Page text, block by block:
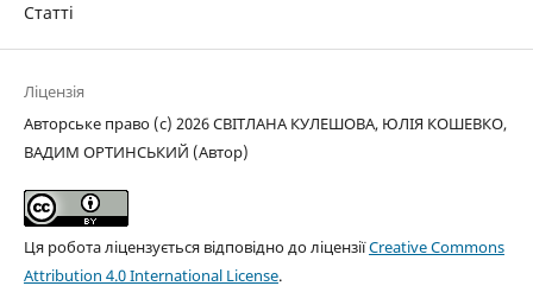
Статті
Ліцензія
Авторське право (c) 2026 СВІТЛАНА КУЛЕШОВА, ЮЛІЯ КОШЕВКО,
ВАДИМ ОРТИНСЬКИЙ (Автор)
Ця робота ліцензується відповідно до ліцензіїCreative Commons
Attribution 4.0 International License.